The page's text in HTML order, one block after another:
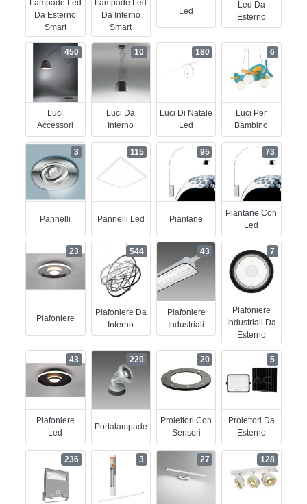
Lampade Led
Da Esterno
Smart
Lampade Led
Da Interno
Smart
Led
Led Da
Esterno
Luci
Accessori
450
Luci Da
Interno
10
Luci Di Natale
Led
180
Luci Per
Bambino
6
Pannelli
3
Pannelli Led
115
Piantane
95
Piantane Con
Led
73
Plafoniere
23
Plafoniere Da
Interno
544
Plafoniere
Industriali
43
Plafoniere
Industriali Da
Esterno
7
Plafoniere
Led
43
Portalampade
220
Proiettori Con
Sensori
20
Proiettori Da
Esterno
5
236 3 27 128